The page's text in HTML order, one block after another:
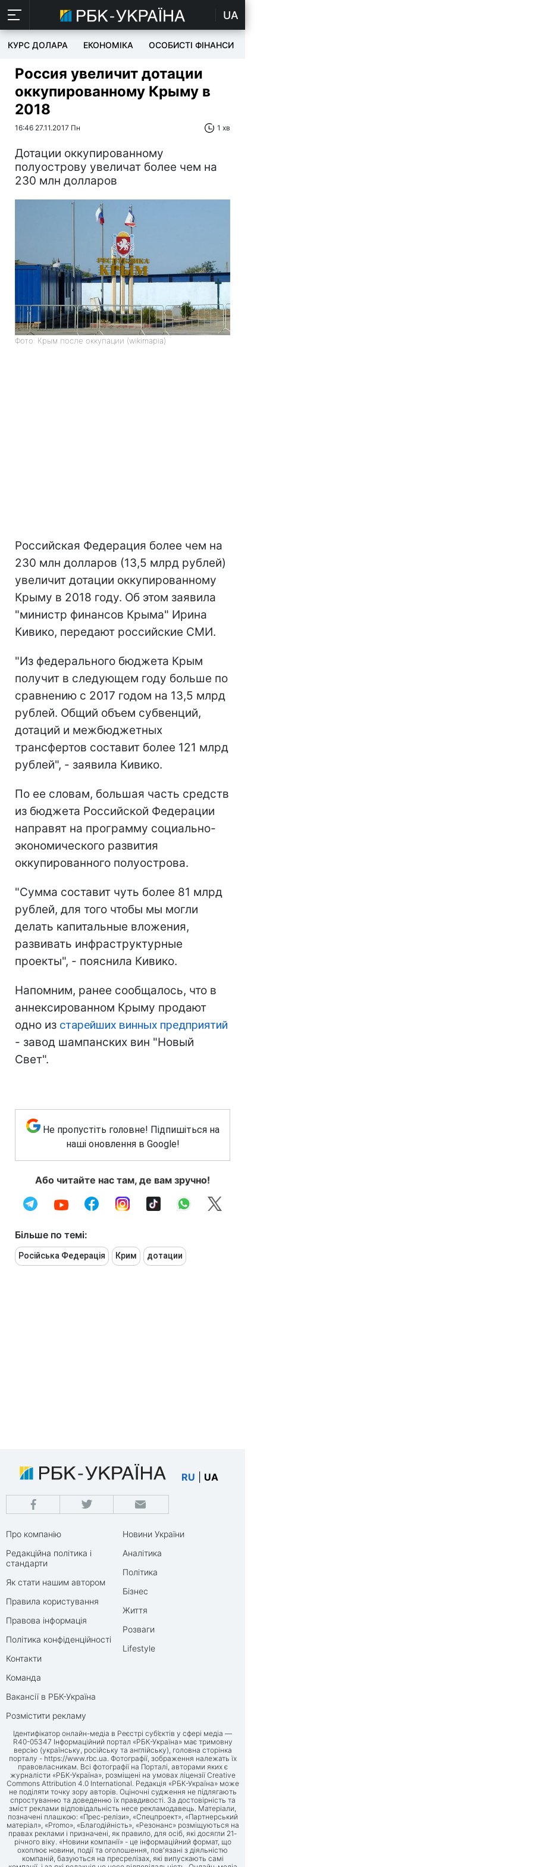
UA
КУРС ДОЛАРА ЕКОНОМІКА ОСОБИСТІ ФІНАНСИ
Россия увеличит дотации
оккупированному Крыму в
2018
16:46 27.11.2017 Пн 1 хв
Дотации оккупированному
полуострову увеличат более чем на
230 млн долларов
Фото: Крым после оккупации (wikimapia)
Российская Федерация более чем на
230 млн долларов (13,5 млрд рублей)
увеличит дотации оккупированному
Крыму в 2018 году. Об этом заявила
"министр финансов Крыма" Ирина
Кивико, передают российские СМИ.
"Из федерального бюджета Крым
получит в следующем году больше по
сравнению с 2017 годом на 13,5 млрд
рублей. Общий объем субвенций,
дотаций и межбюджетных
трансфертов составит более 121 млрд
рублей", - заявила Кивико.
По ее словам, большая часть средств
из бюджета Российской Федерации
направят на программу социально-
экономического развития
оккупированного полуострова.
"Сумма составит чуть более 81 млрд
рублей, для того чтобы мы могли
делать капитальные вложения,
развивать инфраструктурные
проекты", - пояснила Кивико.
Напомним, ранее сообщалось, что в
аннексированном Крыму продают
одно из старейших винных предприятий
- завод шампанских вин "Новый
Свет".
Не пропустіть головне! Підпишіться на
наші оновлення в Google!
Або читайте нас там, де вам зручно!
Більше по темі:
Російська Федерація Крим дотации
RU UA
Про компанію
Редакційна політика і
стандарти
Як стати нашим автором
Правила користування
Правова інформація
Політика конфіденційності
Контакти
Команда
Вакансії в РБК-Україна
Розмістити рекламу
Новини України
Аналітика
Політика
Бізнес
Життя
Розваги
Lifestyle
Ідентифікатор онлайн-медіа в Реєстрі суб’єктів у сфері медіа —
R40-05347 Інформаційний портал «РБК-Україна» має тримовну
версію (українську, російську та англійську), головна сторінка
порталу - https://www.rbc.ua. Фотографії, зображення належать їх
правовласникам. Всі фотографії на Порталі, авторами яких є
журналісти «РБК-Україна», розміщені на умовах ліцензії Creative
Commons Attribution 4.0 International. Редакція «РБК-Україна» може
не поділяти точку зору авторів. Оціночні судження не підлягають
спростуванню та доведенню їх правдивості. За достовірність та
зміст реклами відповідальність несе рекламодавець. Матеріали,
позначені плашкою: «Прес-релізи», «Спецпроект», «Партнерський
матеріал», «Promo», «Благодійність», «Резонанс» розміщуються на
правах реклами і призначені, як правило, для осіб, які досягли 21-
річного віку. «Новини компанії» - це інформаційний формат, що
охоплює новини, події та оголошення, пов'язані з діяльністю
компаній, базуються на пресрелізах, які випускають самі